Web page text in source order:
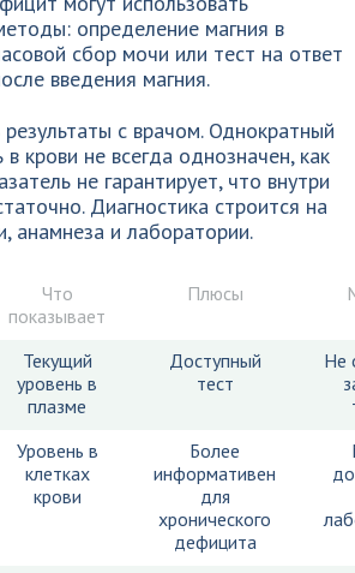
определение магния в
сбор мочи или тест на ответ
введения магния.
с врачом. Однократный
в крови не всегда однозначен, как
не гарантирует, что внутри
Диагностика строится на
анамнеза и лаборатории.
Что
показывает
Плюсы
Текущий
уровень в
плазме
Доступный
тест
Не
Уровень в
клетках
крови
Более
информативен
для
хронического
дефицита